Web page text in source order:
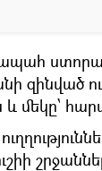
զինված
և մեկը՝